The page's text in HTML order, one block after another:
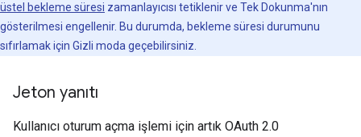
üstel bekleme süresi zamanlayıcısı tetiklenir ve Tek Dokunma'nın
gösterilmesi engellenir. Bu durumda, bekleme süresi durumunu
sıfırlamak için Gizli moda geçebilirsiniz.
Jeton yanıtı
Kullanıcı oturum açma işlemi için artık OAuth 2.0